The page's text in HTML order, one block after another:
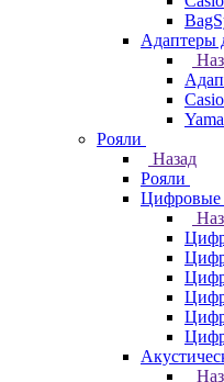
Адаптеры
Casio
Рояли
Назад
Рояли
Цифровые